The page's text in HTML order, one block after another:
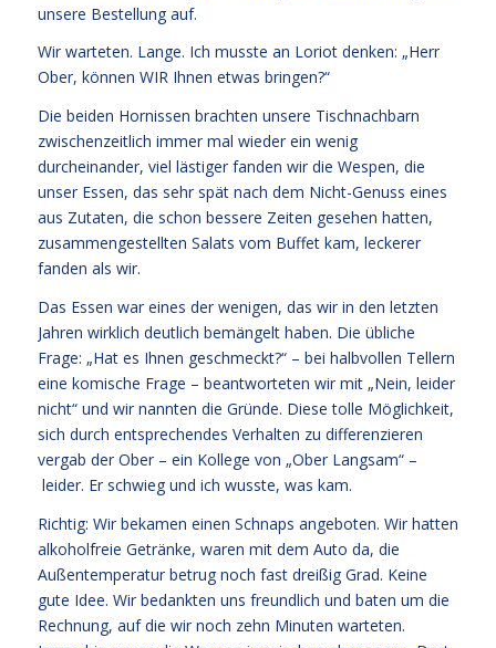
unsere Bestellung auf.
Wir warteten. Lange. Ich musste an Loriot denken: „Herr
Ober, können WIR Ihnen etwas bringen?“
Die beiden Hornissen brachten unsere Tischnachbarn
zwischenzeitlich immer mal wieder ein wenig
durcheinander, viel lästiger fanden wir die Wespen, die
unser Essen, das sehr spät nach dem Nicht-Genuss eines
aus Zutaten, die schon bessere Zeiten gesehen hatten,
zusammengestellten Salats vom Buffet kam, leckerer
fanden als wir.
Das Essen war eines der wenigen, das wir in den letzten
Jahren wirklich deutlich bemängelt haben. Die übliche
Frage: „Hat es Ihnen geschmeckt?“ – bei halbvollen Tellern
eine komische Frage – beantworteten wir mit „Nein, leider
nicht“ und wir nannten die Gründe. Diese tolle Möglichkeit,
sich durch entsprechendes Verhalten zu differenzieren
vergab der Ober – ein Kollege von „Ober Langsam“ –
leider. Er schwieg und ich wusste, was kam.
Richtig: Wir bekamen einen Schnaps angeboten. Wir hatten
alkoholfreie Getränke, waren mit dem Auto da, die
Außentemperatur betrug noch fast dreißig Grad. Keine
gute Idee. Wir bedankten uns freundlich und baten um die
Rechnung, auf die wir noch zehn Minuten warteten.